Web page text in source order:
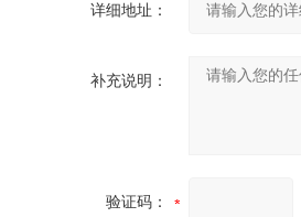
详细地址：
补充说明：
验证码：